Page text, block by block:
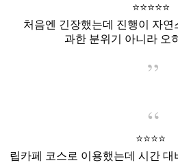
⭐️⭐️⭐️⭐️⭐️
처음엔 긴장했는데 진행이 자
과한 분위기 아니라 오
⭐️⭐️⭐️⭐️
립카페 코스로 이용했는데 시간